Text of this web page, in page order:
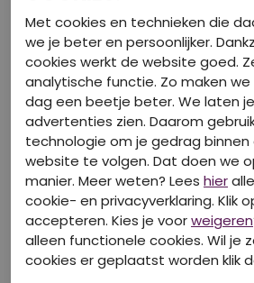
40-50-60% korting
STONECAST
Z10309/Asarun men MOS
40-
Met cookies en technieken die
we je beter en persoonlijker.
cookies werkt de website goed.
analytische functie. Zo maken
dag een beetje beter. We laten
advertenties zien. Daarom
technologie om je gedrag binnen
website te volgen. Dat doen we
manier. Meer weten? Lees hier
cookie- en privacyverklaring. Klik
accepteren. Kies je voorweigeren
alleen functionele cookies. Wil je
cookies er geplaatst worden klik